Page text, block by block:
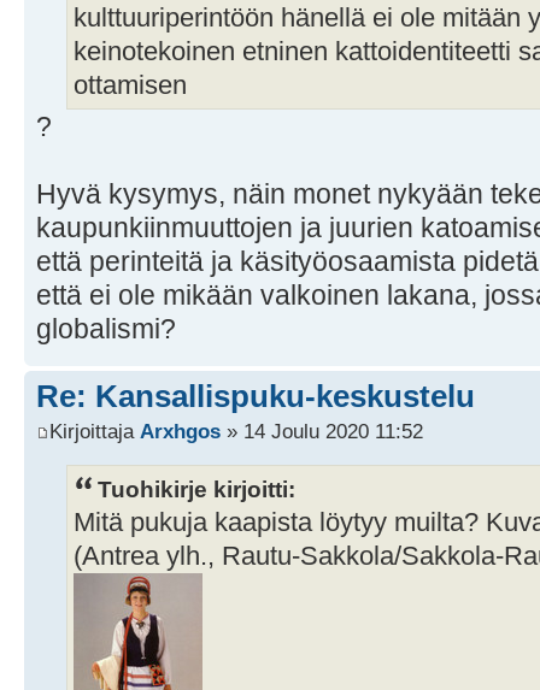
kulttuuriperintöön hänellä ei ole mitään
keinotekoinen etninen kattoidentiteetti
ottamisen
?
Hyvä kysymys, näin monet nykyään
kaupunkiinmuuttojen ja juurien
että perinteitä ja käsityöosaamista
että ei ole mikään valkoinen lakana,
globalismi?
Re: Kansallispuku-keskustelu
Kirjoittaja Arxhgos » 14 Joulu 2020 11:52
Tuohikirje kirjoitti:
Mitä pukuja kaapista löytyy muilta?
(Antrea ylh., Rautu-Sakkola/Sakkola-